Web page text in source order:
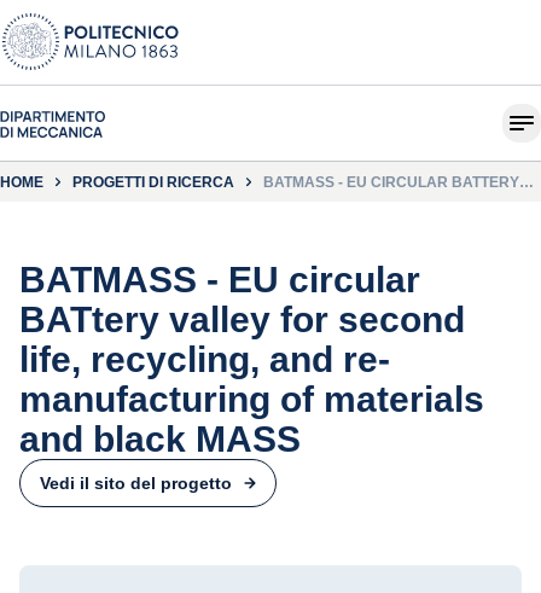
HOME PROGETTI DI RICERCA
BATMASS - EU CIRCULAR BATTERY
BATMASS - EU circular
BATtery valley for second
life, recycling, and re-
manufacturing of materials
and black MASS
Vedi il sito del progetto